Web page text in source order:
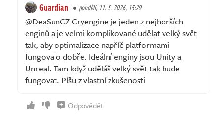
Guardian pondělí, 11. 5. 2026, 15:29
@DeaSunCZ Cryengine je jeden z nejhorších
enginů a je velmi komplikované udělat velký svět
tak, aby optimalizace napříč platformami
fungovalo dobře. Ideální enginy jsou Unity a
Unreal. Tam když uděláš velký svět tak bude
fungovat. Píšu z vlastní zkušenosti
Odpovědět